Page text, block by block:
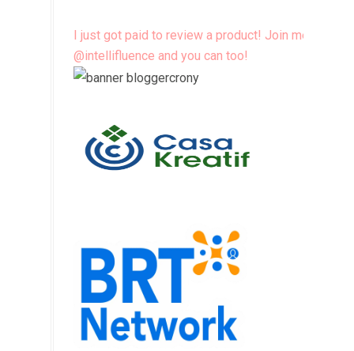
I just got paid to review a product! Join me
@intellifluence and you can too!